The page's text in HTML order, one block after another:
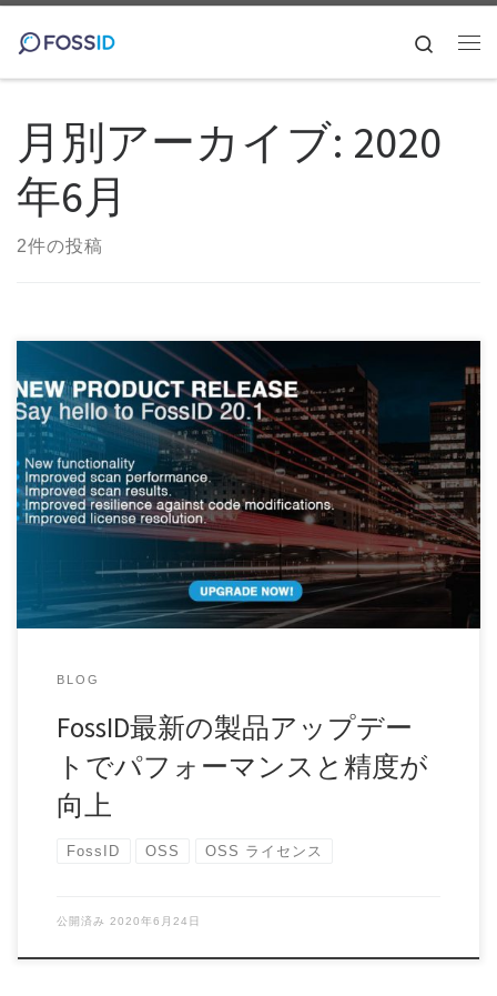
コンテンツへスキップ
Search
月別アーカイブ: 2020
年6月
2件の投稿
このたびFossIDは、FossID WebアプリケーションなどのGUI
で見た目にもわかる改善だけで […]
BLOG
FossID最新の製品アップデー
トでパフォーマンスと精度が
向上
FossID OSS OSS ライセンス
公開済み 2020年6月24日